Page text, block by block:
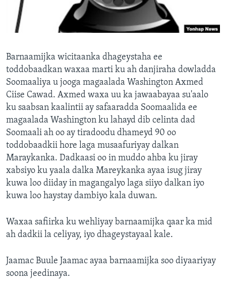
FAAQIDAADDA TODDOBAADKA
DHEXTAALKA TODDOBAADKA
Barnaamijka wicitaanka dhageystaha ee
toddobaadkan waxaa marti ku ah danjiraha dowladda
Soomaaliya u jooga magaalada Washington Axmed
Ciise Cawad. Axmed waxa uu ka jawaabayaa su'aalo
ku saabsan kaalintii ay safaaradda Soomaalida ee
magaalada Washington ku lahayd dib celinta dad
Soomaali ah oo ay tiradoodu dhameyd 90 oo
toddobaadkii hore laga musaafuriyay dalkan
Maraykanka. Dadkaasi oo in muddo ahba ku jiray
xabsiyo ku yaala dalka Mareykanka ayaa isug jiray
kuwa loo diiday in magangalyo laga siiyo dalkan iyo
kuwa loo haystay dambiyo kala duwan.
Waxaa safiirka ku wehliyay barnaamijka qaar ka mid
ah dadkii la celiyay, iyo dhageystayaal kale.
Jaamac Buule Jaamac ayaa barnaamijka soo diyaariyay
soona jeedinaya.